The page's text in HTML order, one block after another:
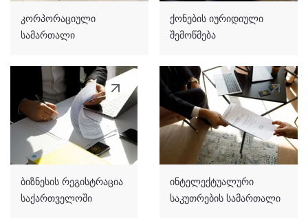
კორპორაციული
სამართალი
ქონების იურიდიული
შემოწმება
ბიზნესის რეგისტრაცია
საქართველოში
ინტელექტუალური
საკუთრების სამართალი